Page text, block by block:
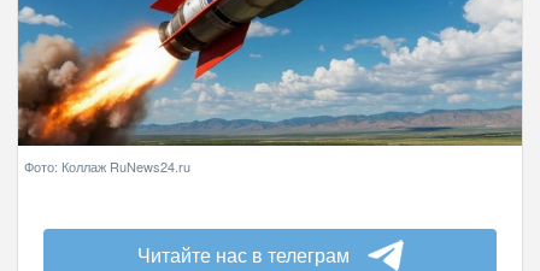
Фото: Коллаж RuNews24.ru
Читайте нас в телеграм